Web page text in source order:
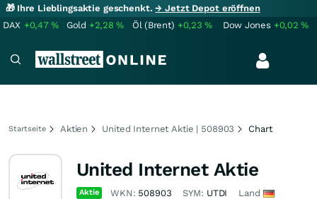
🎁 Ihre Lieblingsaktie geschenkt.→ Jetzt Depot eröffnen
DAX +0,47% Gold +2,28% Öl (Brent) +0,23% Dow Jones +0,02%
Startseite Aktien United Internet Aktie | 508903 Chart
United Internet Aktie
Aktie WKN: 508903 SYM: UTDI Land